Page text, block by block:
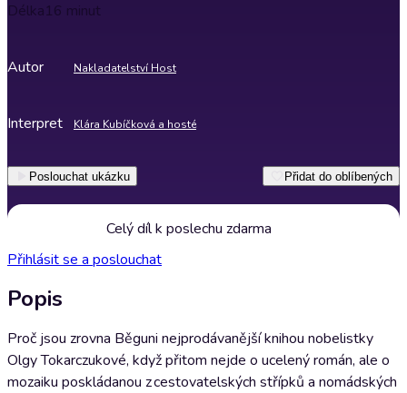
Délka16 minut
Autor Nakladatelství Host
Interpret Klára Kubíčková a hosté
Poslouchat ukázku Přidat do oblíbených
Celý díl k poslechu zdarma
Přihlásit se a poslouchat
Popis
Proč jsou zrovna Běguni nejprodávanější knihou nobelistky
Olgy Tokarczukové, když přitom nejde o ucelený román, ale o
mozaiku poskládanou z cestovatelských střípků a nomádských